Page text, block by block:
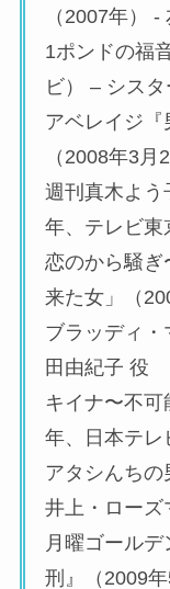
（2007年）
1ポンドの福
ビ） – シス
アベレイジ『
（2008年3
週刊真木よう
年、テレビ東
恋のから騒ぎ
来た女」（
ブラッディ
田由紀子 役
キイナ〜不
年、日本テレ
アタシんち
井上・ローズ
月曜ゴール
刑』（2009